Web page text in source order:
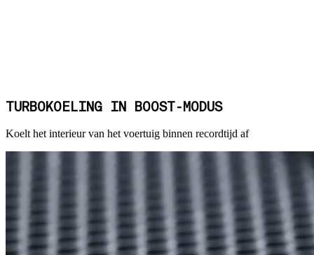
TURBOKOELING IN BOOST-MODUS
Koelt het interieur van het voertuig binnen recordtijd af